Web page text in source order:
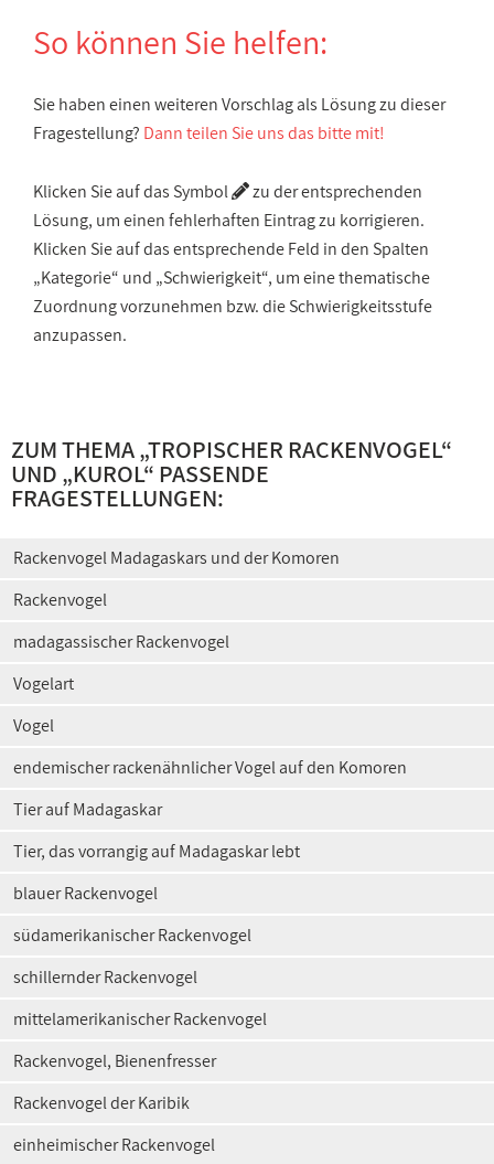
So können Sie helfen:
Sie haben einen weiteren Vorschlag als Lösung zu dieser
Fragestellung? Dann teilen Sie uns das bitte mit!
Klicken Sie auf das Symbol
zu der entsprechenden
Lösung, um einen fehlerhaften Eintrag zu korrigieren.
Klicken Sie auf das entsprechende Feld in den Spalten
„Kategorie“ und „Schwierigkeit“, um eine thematische
Zuordnung vorzunehmen bzw. die Schwierigkeitsstufe
anzupassen.
ZUM THEMA „TROPISCHER RACKENVOGEL“
UND „KUROL“ PASSENDE
FRAGESTELLUNGEN:
Rackenvogel Madagaskars und der Komoren
Rackenvogel
madagassischer Rackenvogel
Vogelart
Vogel
endemischer rackenähnlicher Vogel auf den Komoren
Tier auf Madagaskar
Tier, das vorrangig auf Madagaskar lebt
blauer Rackenvogel
südamerikanischer Rackenvogel
schillernder Rackenvogel
mittelamerikanischer Rackenvogel
Rackenvogel, Bienenfresser
Rackenvogel der Karibik
einheimischer Rackenvogel